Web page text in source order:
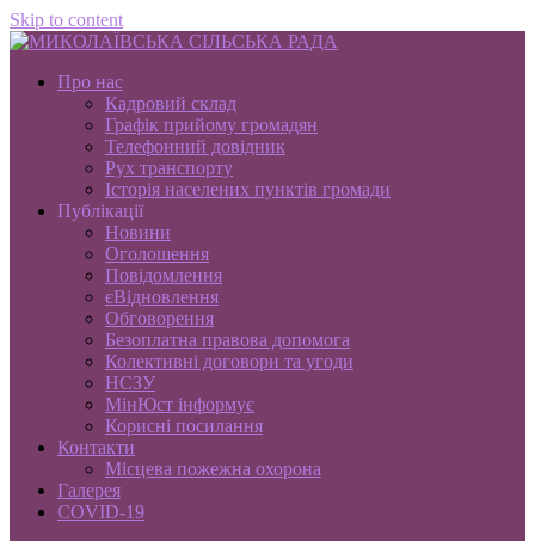
Skip to content
Про нас
Кадровий склад
Графік прийому громадян
Телефонний довідник
Рух транспорту
Історія населених пунктів громади
Публікації
Новини
Оголошення
Повідомлення
єВідновлення
Обговорення
Безоплатна правова допомога
Колективні договори та угоди
НСЗУ
МінЮст інформує
Корисні посилання
Контакти
Місцева пожежна охорона
Галерея
COVID-19